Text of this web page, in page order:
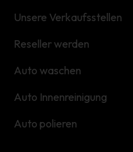
Unsere Verkaufsstellen
Reseller werden
Auto waschen
Auto Innenreinigung
Auto polieren